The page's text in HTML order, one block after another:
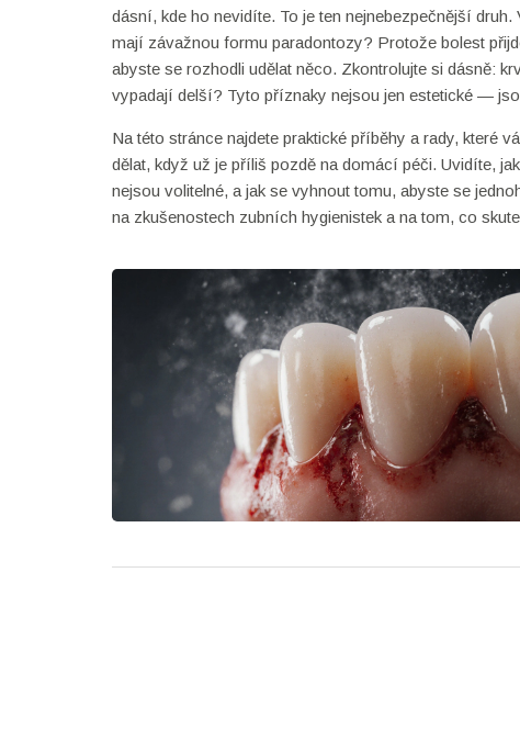
dásní, kde ho nevidíte. To je ten nejnebezpečnější
mají závažnou formu paradontozy? Protože bolest
abyste se rozhodli udělat něco. Zkontrolujte si dásně:
vypadají delší? Tyto příznaky nejsou jen estetické —
Na této stránce najdete praktické příběhy a rady, které
dělat, když už je příliš pozdě na domácí péči. Uvidíte,
nejsou volitelné, a jak se vyhnout tomu, abyste se
na zkušenostech zubních hygienistek a na tom, co